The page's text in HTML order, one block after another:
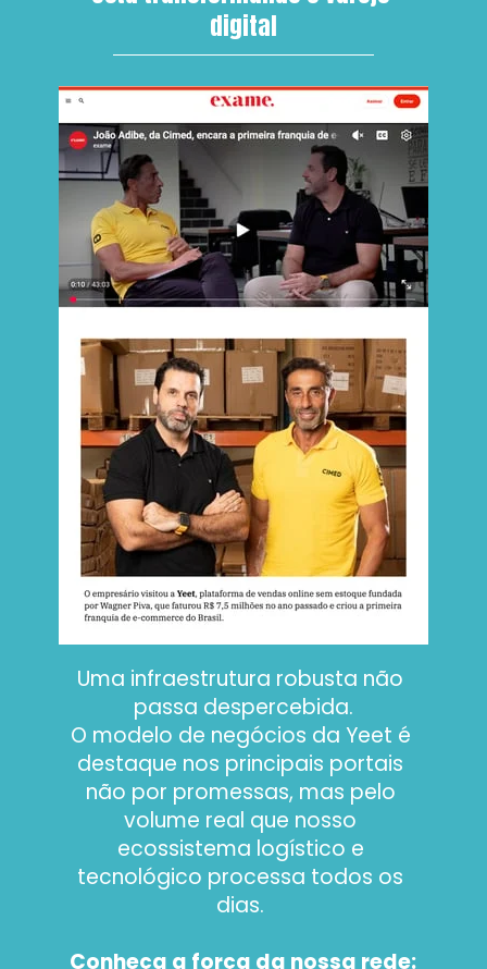
digital
Uma infraestrutura robusta não
passa despercebida.
O modelo de negócios da Yeet é
destaque nos principais portais
não por promessas, mas pelo
volume real que nosso
ecossistema logístico e
tecnológico processa todos os
dias.
Conheça a força da nossa rede: